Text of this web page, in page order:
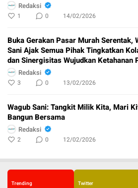
Redaksi
1 0 14/02/2026
Buka Gerakan Pasar Murah Serentak,
Sani Ajak Semua Pihak Tingkatkan
dan Sinergisitas Wujudkan Ketahanan
Berkelanjuntan
Redaksi
3 0 13/02/2026
Wagub Sani: Tangkit Milik Kita, Mari
Bangun Bersama
Redaksi
2 0 12/02/2026
Trending Twitter